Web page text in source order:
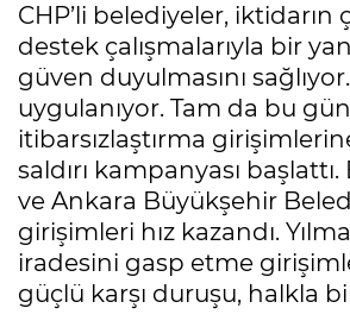
CHP’li belediyeler, iktidarın
destek çalışmalarıyla bir
güven duyulmasını
uygulanıyor. Tam da bu
itibarsızlaştırma
saldırı kampanyası
ve Ankara Büyükşehir
girişimleri hız kazandı.
iradesini gasp etme
güçlü karşı duruşu, halkla